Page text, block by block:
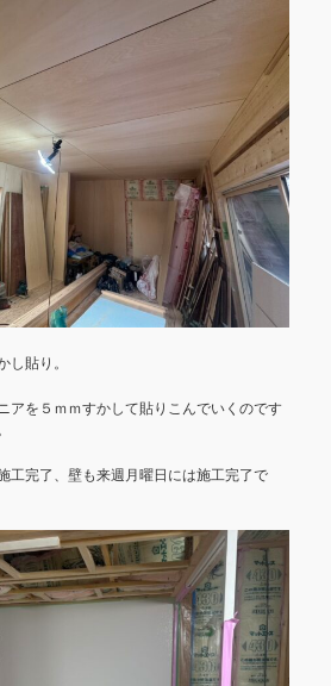
貼り。
アを５ｍｍすかして貼りこんでいくのです
工完了、壁も来週月曜日には施工完了で